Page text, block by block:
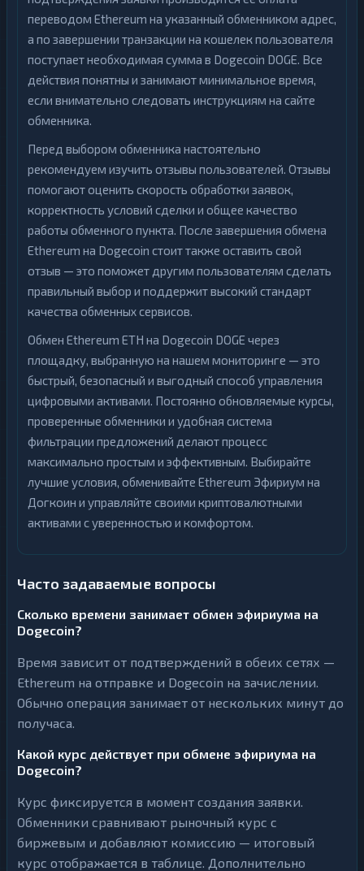
переводом Ethereum на указанный обменником адрес,
а по завершении транзакции на кошелек пользователя
поступает необходимая сумма в Dogecoin DOGE. Все
действия понятны и занимают минимальное время,
если внимательно следовать инструкциям на сайте
обменника.
Перед выбором обменника настоятельно
рекомендуем изучить отзывы пользователей. Отзывы
помогают оценить скорость обработки заявок,
корректность условий сделки и общее качество
работы обменного пункта. После завершения обмена
Ethereum на Dogecoin стоит также оставить свой
отзыв — это поможет другим пользователям сделать
правильный выбор и поддержит высокий стандарт
качества обменных сервисов.
Обмен Ethereum ETH на Dogecoin DOGE через
площадку, выбранную на нашем мониторинге — это
быстрый, безопасный и выгодный способ управления
цифровыми активами. Постоянно обновляемые курсы,
проверенные обменники и удобная система
фильтрации предложений делают процесс
максимально простым и эффективным. Выбирайте
лучшие условия, обменивайте Ethereum Эфириум на
Догкоин и управляйте своими криптовалютными
активами с уверенностью и комфортом.
Часто задаваемые вопросы
Сколько времени занимает обмен эфириума на
Dogecoin?
Время зависит от подтверждений в обеих сетях —
Ethereum на отправке и Dogecoin на зачислении.
Обычно операция занимает от нескольких минут до
получаса.
Какой курс действует при обмене эфириума на
Dogecoin?
Курс фиксируется в момент создания заявки.
Обменники сравнивают рыночный курс с
биржевым и добавляют комиссию — итоговый
курс отображается в таблице. Дополнительно